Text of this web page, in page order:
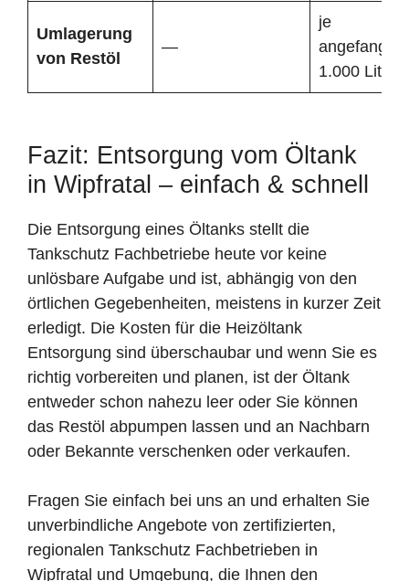
Umlagerung
von Restöl
—
je
1.000 Liter
Fazit: Entsorgung vom Öltank
in Wipfratal – einfach & schnell
Die Entsorgung eines Öltanks stellt die
Tankschutz Fachbetriebe heute vor keine
unlösbare Aufgabe und ist, abhängig von den
örtlichen Gegebenheiten, meistens in kurzer Zeit
erledigt. Die Kosten für die Heizöltank
Entsorgung sind überschaubar und wenn Sie es
richtig vorbereiten und planen, ist der Öltank
entweder schon nahezu leer oder Sie können
das Restöl abpumpen lassen und an Nachbarn
oder Bekannte verschenken oder verkaufen.
Fragen Sie einfach bei uns an und erhalten Sie
unverbindliche Angebote von zertifizierten,
regionalen Tankschutz Fachbetrieben in
Wipfratal und Umgebung, die Ihnen den